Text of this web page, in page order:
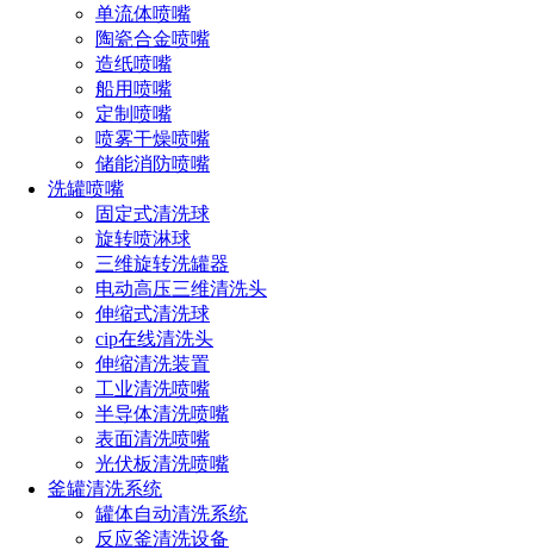
单流体喷嘴
陶瓷合金喷嘴
造纸喷嘴
船用喷嘴
定制喷嘴
喷雾干燥喷嘴
储能消防喷嘴
洗罐喷嘴
固定式清洗球
旋转喷淋球
三维旋转洗罐器
电动高压三维清洗头
伸缩式清洗球
cip在线清洗头
伸缩清洗装置
工业清洗喷嘴
半导体清洗喷嘴
表面清洗喷嘴
光伏板清洗喷嘴
釜罐清洗系统
罐体自动清洗系统
反应釜清洗设备
HWS旋转清洗球技术参数：